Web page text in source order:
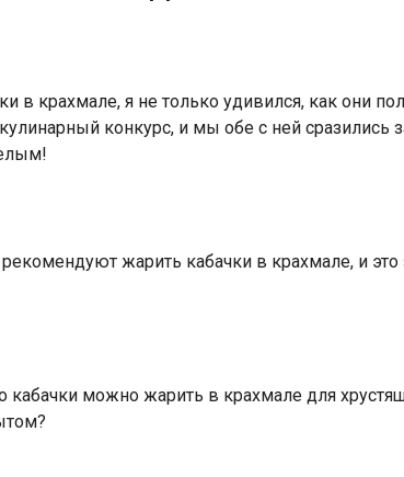
в крахмале, я не только удивился, как они
конкурс, и мы обе с ней
рекомендуют жарить кабачки в крахмале, и
кабачки можно жарить в крахмале для